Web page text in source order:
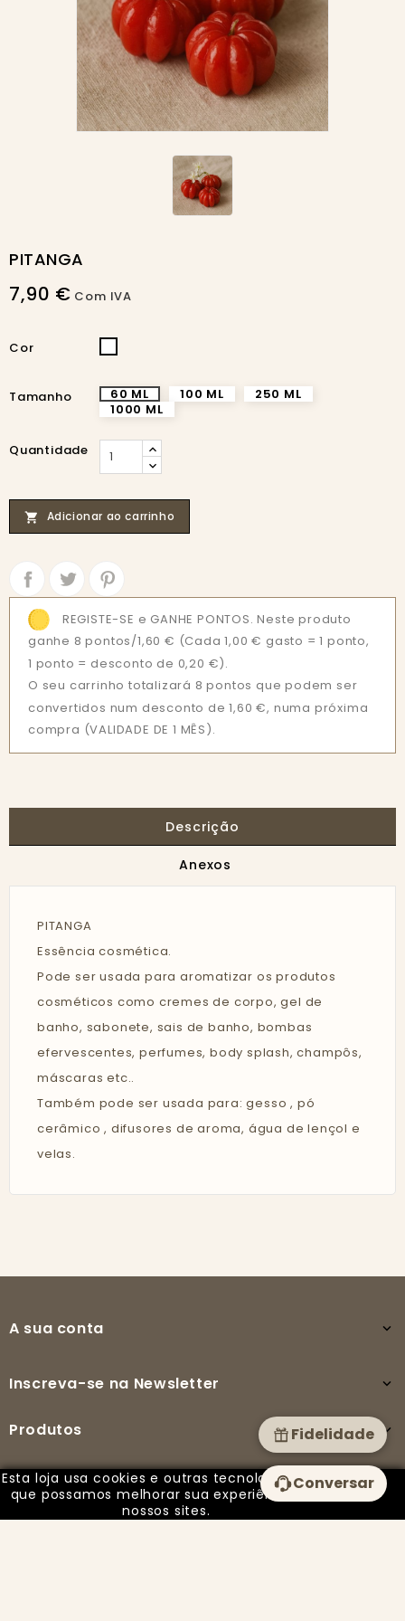
PITANGA
7,90 € Com IVA
Cor INCOLOR
Tamanho 60 ML 100 ML
250 ML
1000 ML
Quantidade
 Adicionar ao carrinho
REGISTE-SE e GANHE PONTOS. Neste produto
ganhe 8 pontos/1,60 € (Cada 1,00 € gasto = 1 ponto,
1 ponto = desconto de 0,20 €).
O seu carrinho totalizará 8 pontos que podem ser
convertidos num desconto de 1,60 €, numa próxima
compra (VALIDADE DE 1 MÊS).
Descrição
Anexos
PITANGA
Essência cosmética.
Pode ser usada para aromatizar os produtos
cosméticos como cremes de corpo, gel de
banho, sabonete, sais de banho, bombas
efervescentes, perfumes, body splash, champôs,
máscaras etc..
Também pode ser usada para: gesso , pó
cerâmico , difusores de aroma, água de lençol e
velas.
A sua conta 
Inscreva-se na Newsletter 
Produtos 
A nossa empresa 
Esta loja usa cookies e outras tecnologias para
que possamos melhorar sua experiência em
nossos sites.
Conversar
Fidelidade